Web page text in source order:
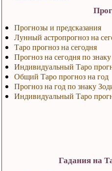
Прогнозы и предсказания
Лунный астропрогноз на
Таро прогноз на сегодня
Прогноз на сегодня по
Индивидуальный Таро
Общий Таро прогноз на год
Прогноз на год по знаку
Индивидуальный Таро
Гадания на